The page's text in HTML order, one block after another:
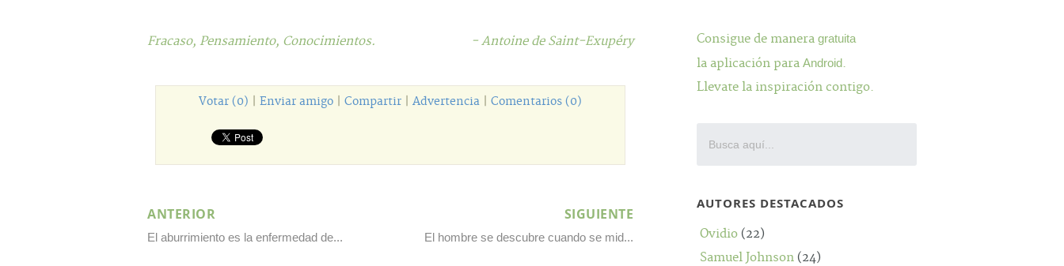
Fracaso, Pensamiento, Conocimientos. - Antoine de Saint-Exupéry
Votar (0) Enviar amigo Compartir Advertencia Comentarios (0)
ANTERIOR
El aburrimiento es la enfermedad de...
SIGUIENTE
El hombre se descubre cuando se mid...
Consigue de maneragratuita
la aplicación paraAndroid.
Llevate la inspiración contigo.
AUTORES DESTACADOS
Ovidio (22)
Samuel Johnson (24)